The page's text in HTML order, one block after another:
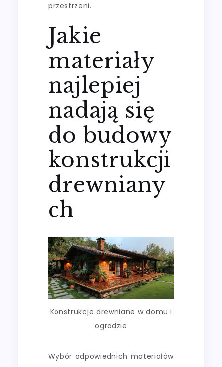
przestrzeni.
Jakie
materiały
najlepiej
nadają się
do budowy
konstrukcji
drewniany
ch
Konstrukcje drewniane w domu i
ogrodzie
Wybór odpowiednich materiałów